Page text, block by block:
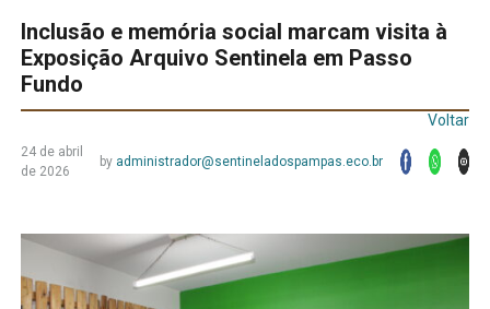
Inclusão e memória social marcam visita à
Exposição Arquivo Sentinela em Passo
Fundo
Voltar
24 de abril
de 2026
by administrador@sentineladospampas.eco.br